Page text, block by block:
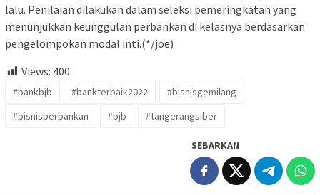
lalu. Penilaian dilakukan dalam seleksi pemeringkatan yang
menunjukkan keunggulan perbankan di kelasnya berdasarkan
pengelompokan modal inti.(*/joe)
Views: 400
#bankbjb #bankterbaik2022
#bisnisgemilang
#bisnisperbankan
#bjb #tangerangsiber
SEBARKAN